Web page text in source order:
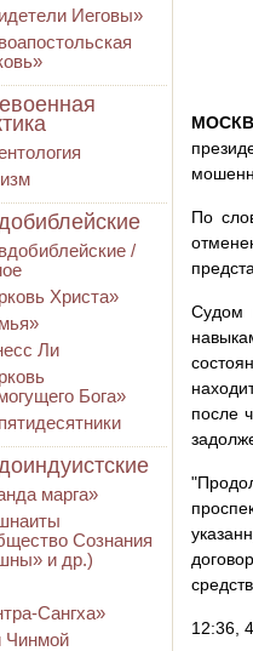
Иеговы»
/
Христа»
Ли
Бога»
марга»
Сознания
и др.)
Сангха»
Чинмой
По
Судом
после
12:36,